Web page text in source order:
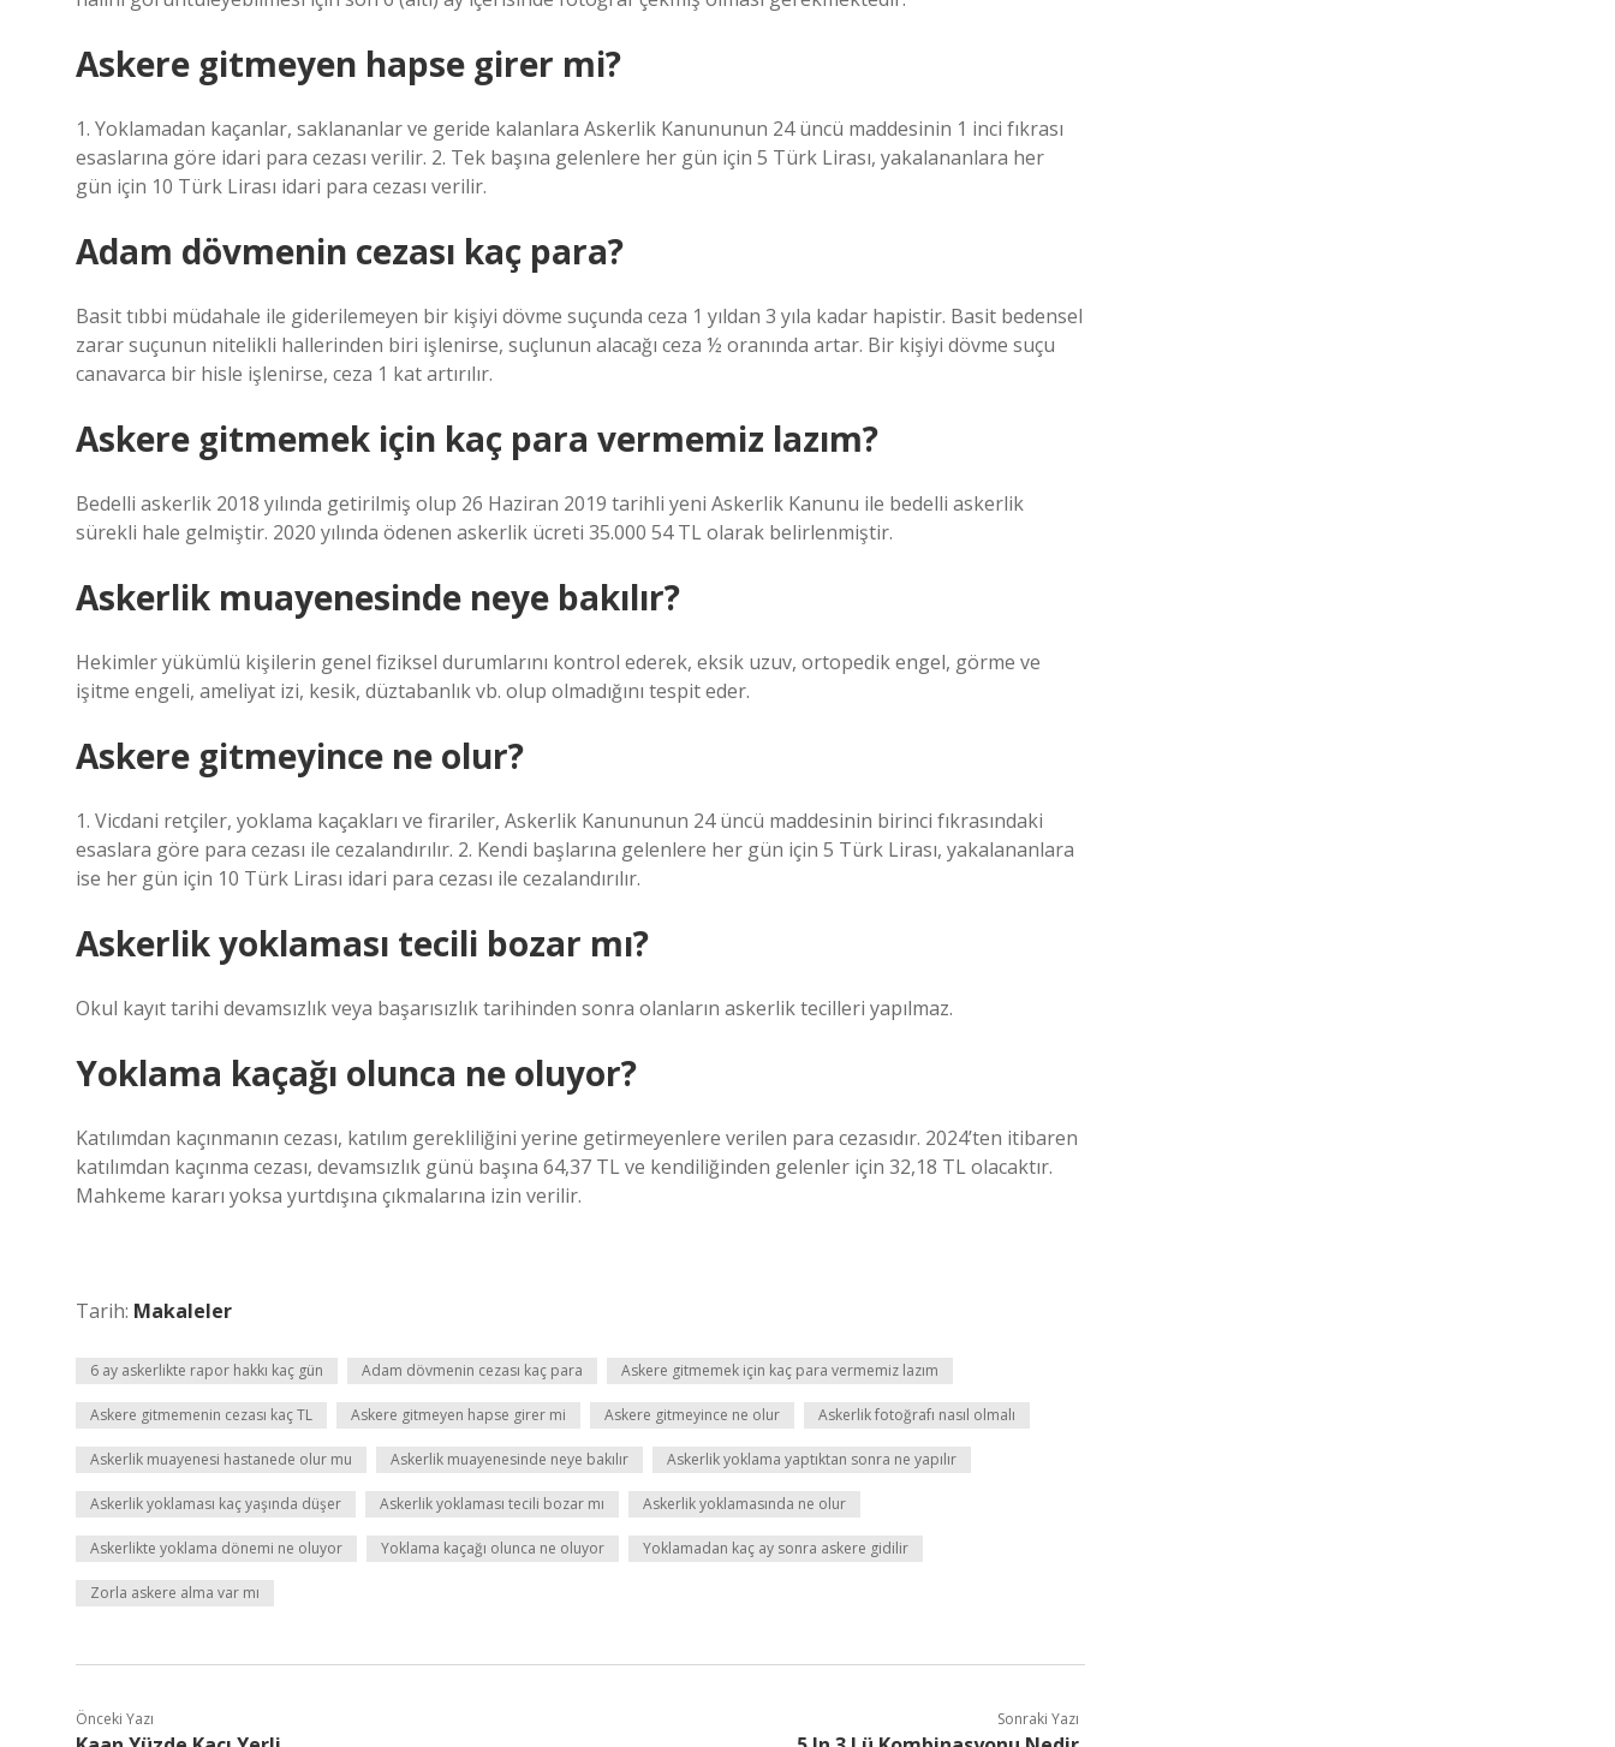
Askere gitmeyen hapse girer mi?
1. Yoklamadan kaçanlar, saklananlar ve geride kalanlara Askerlik Kanununun 24 üncü maddesinin 1 inci fıkrası
esaslarına göre idari para cezası verilir. 2. Tek başına gelenlere her gün için 5 Türk Lirası, yakalananlara her
gün için 10 Türk Lirası idari para cezası verilir.
Adam dövmenin cezası kaç para?
Basit tıbbi müdahale ile giderilemeyen bir kişiyi dövme suçunda ceza 1 yıldan 3 yıla kadar hapistir. Basit bedensel
zarar suçunun nitelikli hallerinden biri işlenirse, suçlunun alacağı ceza ½ oranında artar. Bir kişiyi dövme suçu
canavarca bir hisle işlenirse, ceza 1 kat artırılır.
Askere gitmemek için kaç para vermemiz lazım?
Bedelli askerlik 2018 yılında getirilmiş olup 26 Haziran 2019 tarihli yeni Askerlik Kanunu ile bedelli askerlik
sürekli hale gelmiştir. 2020 yılında ödenen askerlik ücreti 35.000 54 TL olarak belirlenmiştir.
Askerlik muayenesinde neye bakılır?
Hekimler yükümlü kişilerin genel fiziksel durumlarını kontrol ederek, eksik uzuv, ortopedik engel, görme ve
işitme engeli, ameliyat izi, kesik, düztabanlık vb. olup olmadığını tespit eder.
Askere gitmeyince ne olur?
1. Vicdani retçiler, yoklama kaçakları ve firariler, Askerlik Kanununun 24 üncü maddesinin birinci fıkrasındaki
esaslara göre para cezası ile cezalandırılır. 2. Kendi başlarına gelenlere her gün için 5 Türk Lirası, yakalananlara
ise her gün için 10 Türk Lirası idari para cezası ile cezalandırılır.
Askerlik yoklaması tecili bozar mı?
Okul kayıt tarihi devamsızlık veya başarısızlık tarihinden sonra olanların askerlik tecilleri yapılmaz.
Yoklama kaçağı olunca ne oluyor?
Katılımdan kaçınmanın cezası, katılım gerekliliğini yerine getirmeyenlere verilen para cezasıdır. 2024’ten itibaren
katılımdan kaçınma cezası, devamsızlık günü başına 64,37 TL ve kendiliğinden gelenler için 32,18 TL olacaktır.
Mahkeme kararı yoksa yurtdışına çıkmalarına izin verilir.
Tarih: Makaleler
6 ay askerlikte rapor hakkı kaç gün Adam dövmenin cezası kaç para Askere gitmemek için kaç para vermemiz lazım
Askere gitmemenin cezası kaç TL Askere gitmeyen hapse girer mi Askere gitmeyince ne olur Askerlik fotoğrafı nasıl olmalı
Askerlik muayenesi hastanede olur mu Askerlik muayenesinde neye bakılır Askerlik yoklama yaptıktan sonra ne yapılır
Askerlik yoklaması kaç yaşında düşer Askerlik yoklaması tecili bozar mı Askerlik yoklamasında ne olur
Askerlikte yoklama dönemi ne oluyor Yoklama kaçağı olunca ne oluyor Yoklamadan kaç ay sonra askere gidilir
Zorla askere alma var mı
Önceki Yazı Sonraki Yazı